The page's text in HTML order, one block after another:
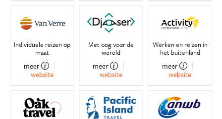
Individuele reizen op
maat
meer
website
Met oog voor de
wereld
meer
website
Werken en reizen in
het buitenland
meer
website